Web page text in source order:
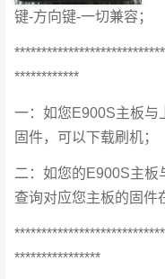
键-方向键-一切兼容；
************
一：如您E900S主板与
固件，可以下载刷机；
二：如您的E900S主板
查询对应您主板的固件
****************